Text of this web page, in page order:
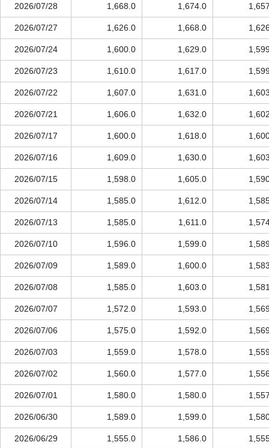
2026/07/28 1,668.0 1,674.0
2026/07/27 1,626.0 1,668.0
2026/07/24 1,600.0 1,629.0
2026/07/23 1,610.0 1,617.0
2026/07/22 1,607.0 1,631.0
2026/07/21 1,606.0 1,632.0
2026/07/17 1,600.0 1,618.0
2026/07/16 1,609.0 1,630.0
2026/07/15 1,598.0 1,605.0
2026/07/14 1,585.0 1,612.0
2026/07/13 1,585.0 1,611.0
2026/07/10 1,596.0 1,599.0
2026/07/09 1,589.0 1,600.0
2026/07/08 1,585.0 1,603.0
2026/07/07 1,572.0 1,593.0
2026/07/06 1,575.0 1,592.0
2026/07/03 1,559.0 1,578.0
2026/07/02 1,560.0 1,577.0
2026/07/01 1,580.0 1,580.0
2026/06/30 1,589.0 1,599.0
2026/06/29 1,555.0 1,586.0